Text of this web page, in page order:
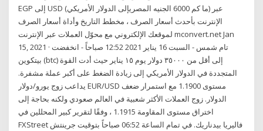
EGP إلى USD (ما كم 6000 الجنيه المصريإلى الدولار الأمريكي) عبر
الإنترنت بأحدث أسعار الصرف ، مخطط التاريخ وأداة أسعار الصرف
لموقعك الإلكتروني مع محوّل العملات عبر الإنترنت mconvert.net Jan
15, 2021 · تام شمس - السبت 16 يناير 2021 12:52 صباحاً - انخفضت
بيتكوين (btc) إلى أقل من ٣٥٠٠٠ دولار يوم ١٥ يناير حيث أدت القوة
المتجددة في الدولار الأمريكي إلى زيادة الضغط على أكبر عملة مشفرة.
يداعب زوج يورو/دولار EUR/USD مستوى 1.1900 مع استمرار ضعف
الدولار. زوج العملات الأكثر شعبية في العالم صعودي ولكنه بحاجة إلى
اختراق مستوى المقاومة 1.1915 ، وفقًا لتقرير كبير المحللين في
FXStreet فاليريا بيدناريك. في تمام الساعة 06:52 صباحاً بتوقيت جرينتش